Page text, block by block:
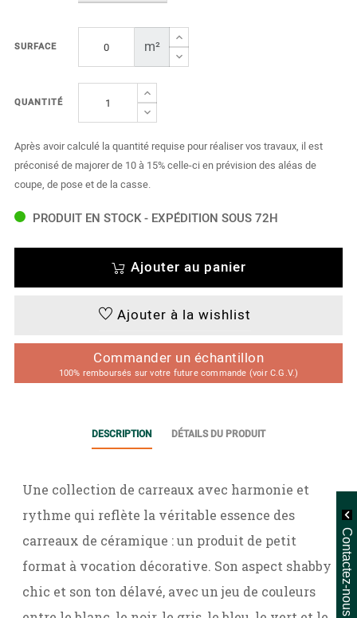
SURFACE m²
QUANTITÉ
Après avoir calculé la quantité requise pour réaliser vos travaux, il est
préconisé de majorer de 10 à 15% celle-ci en prévision des aléas de
coupe, de pose et de la casse.
PRODUIT EN STOCK - EXPÉDITION SOUS 72H
Ajouter au panier
Ajouter à la wishlist
Commander un échantillon
100% remboursés sur votre future commande (voir C.G.V.)
DESCRIPTION DÉTAILS DU PRODUIT
Une collection de carreaux avec harmonie et
rythme qui reflète la véritable essence des
carreaux de céramique : un produit de petit
format à vocation décorative. Son aspect shabby
chic et son ton délavé, avec un jeu de couleurs
Contactez-nous